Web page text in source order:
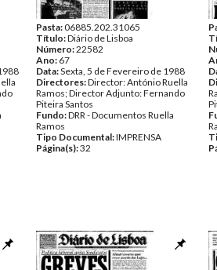
Pasta:06885.202.31065
Título:Diário de Lisboa
Número:22582
Ano: 67
Data:Sexta, 5 de Fevereiro de 1988
Directores:Director: António Ruella
Ramos; Director Adjunto: Fernando
Piteira Santos
Fundo:DRR - Documentos Ruella
Ramos
Tipo Documental:IMPRENSA
Página(s):32